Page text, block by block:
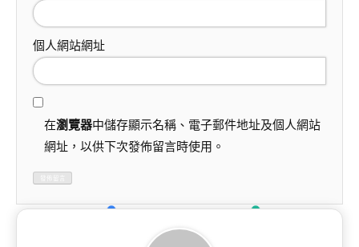
個人網站網址
在瀏覽器中儲存顯示名稱、電子郵件地址及個人網站
網址，以供下次發佈留言時使用。